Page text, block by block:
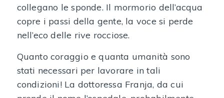
collegano le sponde. Il mormorio dell’acqua
copre i passi della gente, la voce si perde
nell’eco delle rive rocciose.
Quanto coraggio e quanta umanità sono
stati necessari per lavorare in tali
condizioni! La dottoressa Franja, da cui